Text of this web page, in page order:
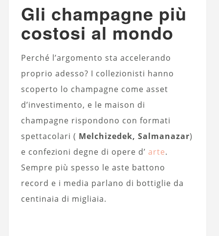
Gli champagne più
costosi al mondo
Perché l’argomento sta accelerando
proprio adesso? I collezionisti hanno
scoperto lo champagne come asset
d’investimento, e le maison di
champagne rispondono con formati
spettacolari ( Melchizedek, Salmanazar)
e confezioni degne di opere d’ arte.
Sempre più spesso le aste battono
record e i media parlano di bottiglie da
centinaia di migliaia.